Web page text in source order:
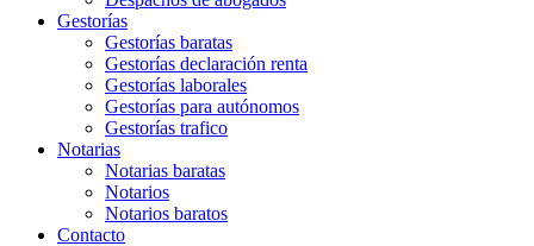
Gestorías
Gestorías baratas
Gestorías declaración renta
Gestorías laborales
Gestorías para autónomos
Gestorías trafico
Notarias
Notarias baratas
Notarios
Notarios baratos
Contacto